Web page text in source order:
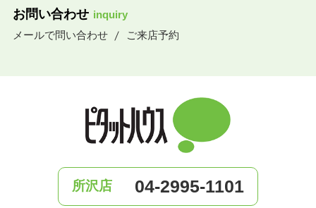
お問い合わせ inquiry
メールで問い合わせ
ご来店予約
所沢店 04-2995-1101